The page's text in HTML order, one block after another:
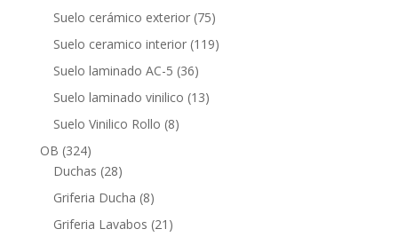
productos
Suelo cerámico exterior 7575
productos
Suelo ceramico interior 119119
Suelo laminado AC-5 3636
productos
Suelo laminado vinilico 1313
Suelo Vinilico Rollo 88
OB 324324
productos
Duchas 2828
productos
Griferia Ducha 88
productos
Griferia Lavabos 21 21